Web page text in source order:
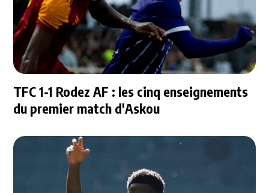
TFC 1-1 Rodez AF : les cinq enseignements
du premier match d'Askou